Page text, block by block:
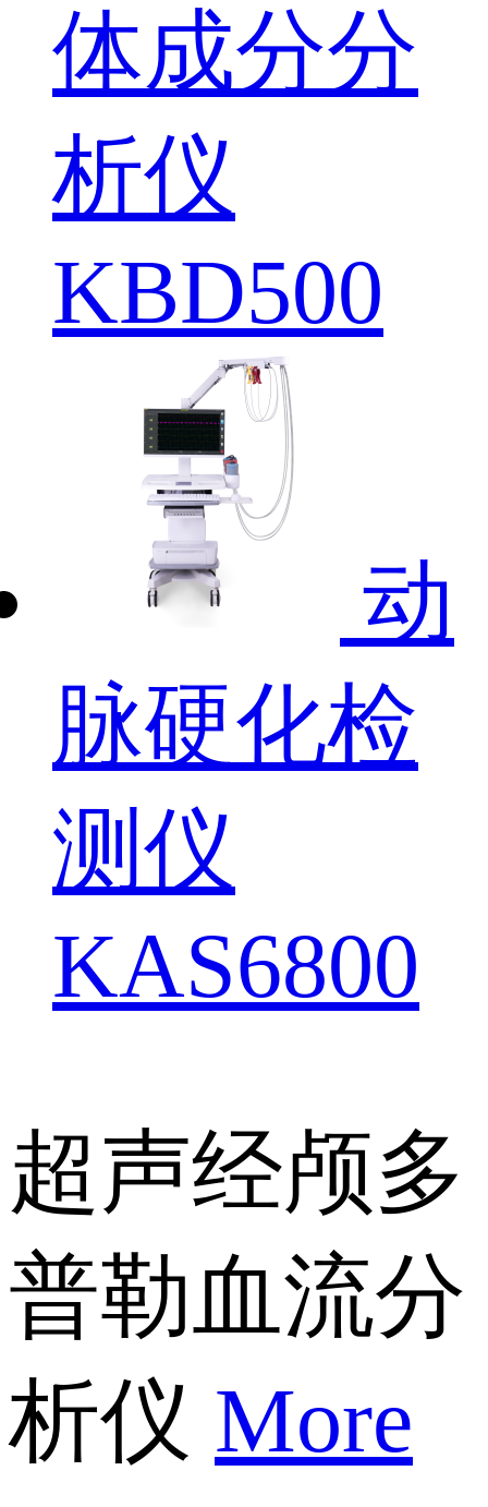
体成分分
析仪
KBD500
动
脉硬化检
测仪
KAS6800
超声经颅多
普勒血流分
析仪 More